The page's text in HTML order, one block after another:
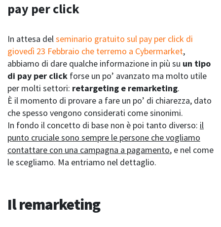
pay per click
In attesa delseminario gratuito sul pay per click di
giovedì 23 Febbraio che terremo a Cybermarket,
abbiamo di dare qualche informazione in più su un tipo
di pay per click forse un po’ avanzato ma molto utile
per molti settori: retargeting e remarketing.
È il momento di provare a fare un po’ di chiarezza, dato
che spesso vengono considerati come sinonimi.
In fondo il concetto di base non è poi tanto diverso: il
punto cruciale sono sempre le persone che vogliamo
contattare con una campagna a pagamento, e nel come
le scegliamo. Ma entriamo nel dettaglio.
Il remarketing